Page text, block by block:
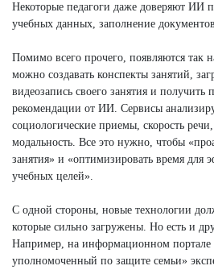
Некоторые педагоги даже доверяют ИИ
учебных данных, заполнение документов
Помимо всего прочего, появляются так
можно создавать конспекты занятий,
видеозапись своего занятия и получить
рекомендации от ИИ. Сервисы
социологические приемы, скорость
модальность. Все это нужно, чтобы
занятия» и «оптимизировать время для
учебных целей».
С одной стороны, новые технологии
которые сильно загружены. Но есть и
Например, на информационном
уполномоченный по защите семьи»